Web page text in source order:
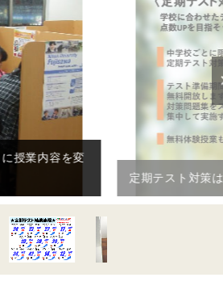
定期テスト対策はお任せ下さい！